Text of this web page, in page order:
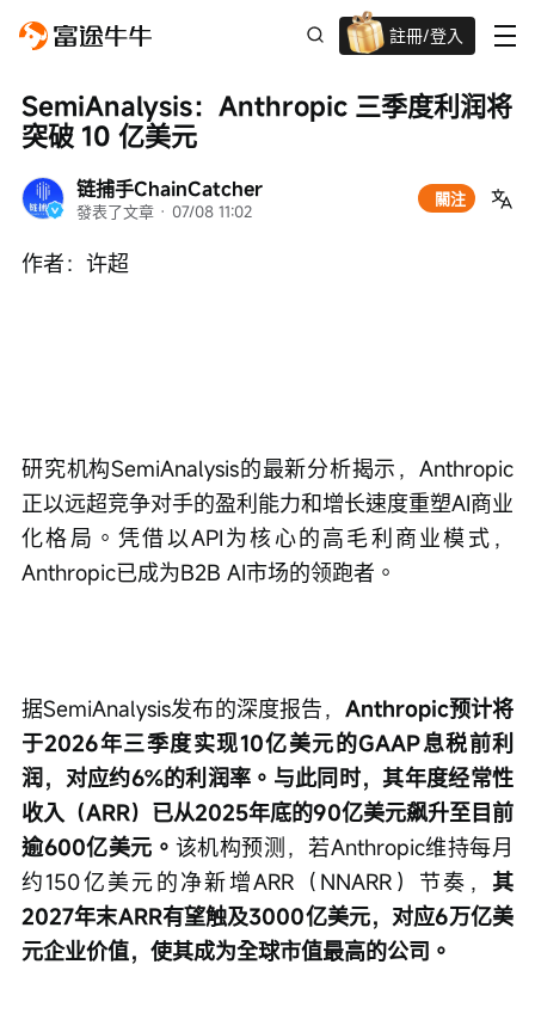
註冊/登入
迎新驚喜賞 股票/BTC等任你揀!
链捕手ChainCatcher
發表了文章 · 07/08 11:02
關注
SemiAnalysis：Anthropic 三季度利润将
突破 10 亿美元
作者：许超
研究机构SemiAnalysis的最新分析揭示，Anthropic
正以远超竞争对手的盈利能力和增长速度重塑AI商业
化格局。凭借以API为核心的高毛利商业模式，
Anthropic已成为B2B AI市场的领跑者。
据SemiAnalysis发布的深度报告， Anthropic预计将
于2026年三季度实现10亿美元的GAAP息税前利
润，对应约6%的利润率。与此同时，其年度经常性
收入（ARR）已从2025年底的90亿美元飙升至目前
逾600亿美元。 该机构预测，若Anthropic维持每月
约150亿美元的净新增ARR（NNARR）节奏， 其
2027年末ARR有望触及3000亿美元，对应6万亿美
元企业价值，使其成为全球市值最高的公司。